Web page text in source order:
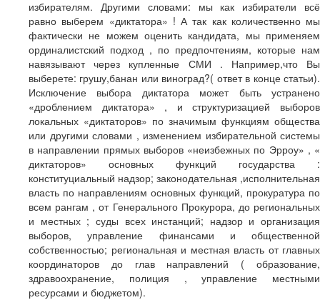
избирателям. Другими словами: мы как избиратели всё
равно выберем «диктатора» ! А так как количественно мы
фактически не можем оценить кандидата, мы применяем
ординалистский подход , по предпочтениям, которые нам
навязывают через купленные СМИ . Например,что Вы
выберете: грушу,банан или виноград?( ответ в конце статьи).
Исключение выбора диктатора может быть устранено
«дроблением диктатора» , и структуризацией выборов
локальных «диктаторов» по значимым функциям общества
или другими словами , изменением избирательной системы
в направлении прямых выборов «неизбежных по Эрроу» , «
диктаторов» основных функций государства :
конституциальный надзор; законодательная ,исполнительная
власть по направлениям основных функций, прокуратура по
всем рангам , от Генерального Прокурора, до региональных
и местных ; суды всех инстанций; надзор и организация
выборов, управление финансами и общественной
собственностью; региональная и местная власть от главных
координаторов до глав направлений ( образование,
здравоохранение, полиция , управление местными
ресурсами и бюджетом).